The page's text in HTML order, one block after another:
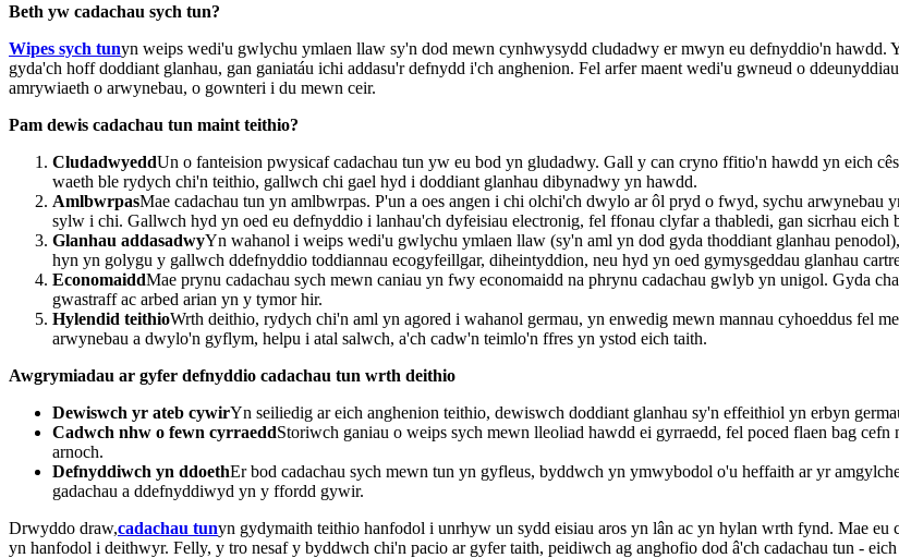
Beth yw cadachau sych tun?
Wipes sych tunyn weips wedi'u gwlychu ymlaen llaw sy'n dod mewn cynhwysydd cludadwy er mwyn eu defnyddio'n
gyda'ch hoff doddiant glanhau, gan ganiatáu ichi addasu'r defnydd i'ch anghenion. Fel arfer maent wedi'u gwneud o
amrywiaeth o arwynebau, o gownteri i du mewn ceir.
Pam dewis cadachau tun maint teithio?
CludadwyeddUn o fanteision pwysicaf cadachau tun yw eu bod yn gludadwy. Gall y can cryno ffitio'n hawdd yn eich
waeth ble rydych chi'n teithio, gallwch chi gael hyd i doddiant glanhau dibynadwy yn hawdd.
AmlbwrpasMae cadachau tun yn amlbwrpas. P'un a oes angen i chi olchi'ch dwylo ar ôl pryd o fwyd, sychu arwynebau
sylw i chi. Gallwch hyd yn oed eu defnyddio i lanhau'ch dyfeisiau electronig, fel ffonau clyfar a thabledi, gan sicrhau
Glanhau addasadwyYn wahanol i weips wedi'u gwlychu ymlaen llaw (sy'n aml yn dod gyda thoddiant glanhau
hyn yn golygu y gallwch ddefnyddio toddiannau ecogyfeillgar, diheintyddion, neu hyd yn oed gymysgeddau glanhau
EconomaiddMae prynu cadachau sych mewn caniau yn fwy economaidd na phrynu cadachau gwlyb yn unigol. Gyda
gwastraff ac arbed arian yn y tymor hir.
Hylendid teithioWrth deithio, rydych chi'n aml yn agored i wahanol germau, yn enwedig mewn mannau cyhoeddus fel
arwynebau a dwylo'n gyflym, helpu i atal salwch, a'ch cadw'n teimlo'n ffres yn ystod eich taith.
Awgrymiadau ar gyfer defnyddio cadachau tun wrth deithio
Dewiswch yr ateb cywirYn seiliedig ar eich anghenion teithio, dewiswch doddiant glanhau sy'n effeithiol yn erbyn
Cadwch nhw o fewn cyrraeddStoriwch ganiau o weips sych mewn lleoliad hawdd ei gyrraedd, fel poced flaen bag
arnoch.
Defnyddiwch yn ddoethEr bod cadachau sych mewn tun yn gyfleus, byddwch yn ymwybodol o'u heffaith ar yr
gadachau a ddefnyddiwyd yn y ffordd gywir.
Drwyddo draw,cadachau tunyn gydymaith teithio hanfodol i unrhyw un sydd eisiau aros yn lân ac yn hylan wrth fynd. Mae
yn hanfodol i deithwyr. Felly, y tro nesaf y byddwch chi'n pacio ar gyfer taith, peidiwch ag anghofio dod â'ch cadachau tun -